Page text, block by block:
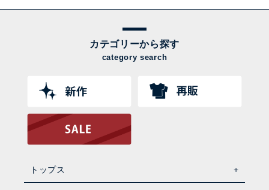
カテゴリーから探す
category search
トップス